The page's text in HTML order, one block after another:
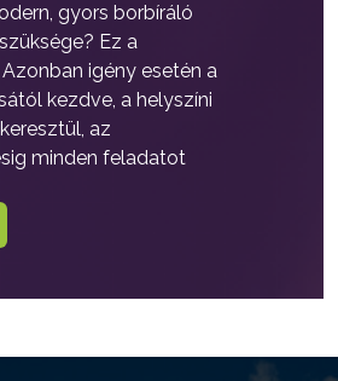
gyors borbíráló
Ez a
igény esetén a
kezdve, a helyszíni
az
minden feladatot